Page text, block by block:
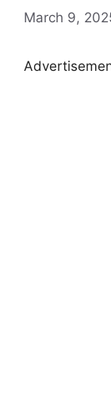
March 9,